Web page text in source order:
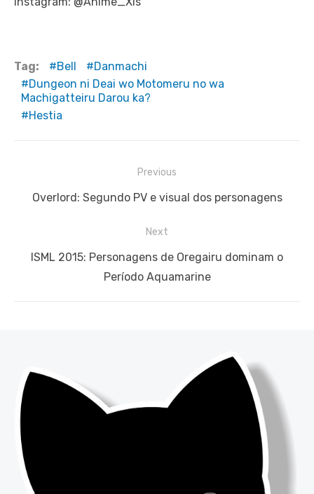
Tag: Bell
Danmachi
Dungeon ni Deai wo Motomeru no wa
Machigatteiru Darou ka?
Hestia
Previous
Previous
Overlord: Segundo PV e visual dos personagens
Next
Next
ISML 2015: Personagens de Oregairu dominam o
Período Aquamarine